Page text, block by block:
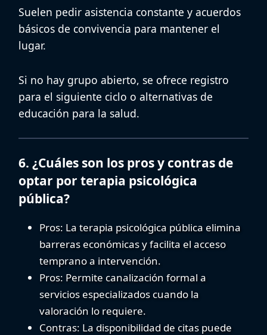
Suelen pedir asistencia constante y acuerdos
básicos de convivencia para mantener el
lugar.
Si no hay grupo abierto, se ofrece registro
para el siguiente ciclo o alternativas de
educación para la salud.
6. ¿Cuáles son los pros y contras de
optar por terapia psicológica
pública?
Pros: La terapia psicológica pública elimina
barreras económicas y facilita el acceso
temprano a intervención.
Pros: Permite canalización formal a
servicios especializados cuando la
valoración lo requiere.
Contras: La disponibilidad de citas puede